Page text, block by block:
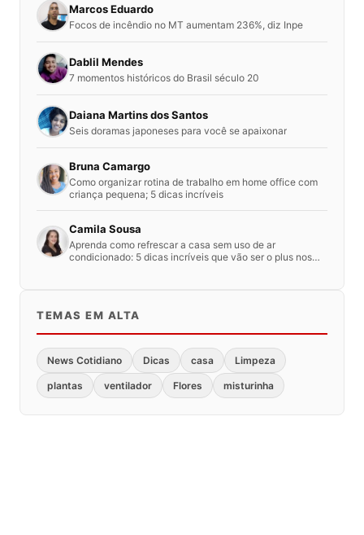
Marcos Eduardo
Focos de incêndio no MT aumentam 236%, diz Inpe
Dablil Mendes
7 momentos históricos do Brasil século 20
Daiana Martins dos Santos
Seis doramas japoneses para você se apaixonar
Bruna Camargo
Como organizar rotina de trabalho em home office com
criança pequena; 5 dicas incríveis
Camila Sousa
Aprenda como refrescar a casa sem uso de ar
condicionado: 5 dicas incríveis que vão ser o plus nos
TEMAS EM ALTA
News Cotidiano Dicas casa Limpeza
plantas ventilador Flores misturinha